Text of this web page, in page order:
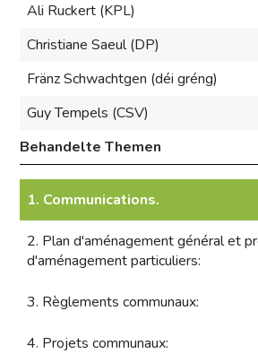
Ali Ruckert (KPL)
Christiane Saeul (DP)
Fränz Schwachtgen (déi gréng)
Guy Tempels (CSV)
Behandelte Themen
1. Communications.
2. Plan d'aménagement général et
d'aménagement particuliers:
3. Règlements communaux:
4. Projets communaux: